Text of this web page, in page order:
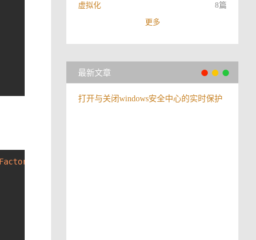
虚拟化
8篇
更多
最新文章
打开与关闭windows安全中心的实时保护